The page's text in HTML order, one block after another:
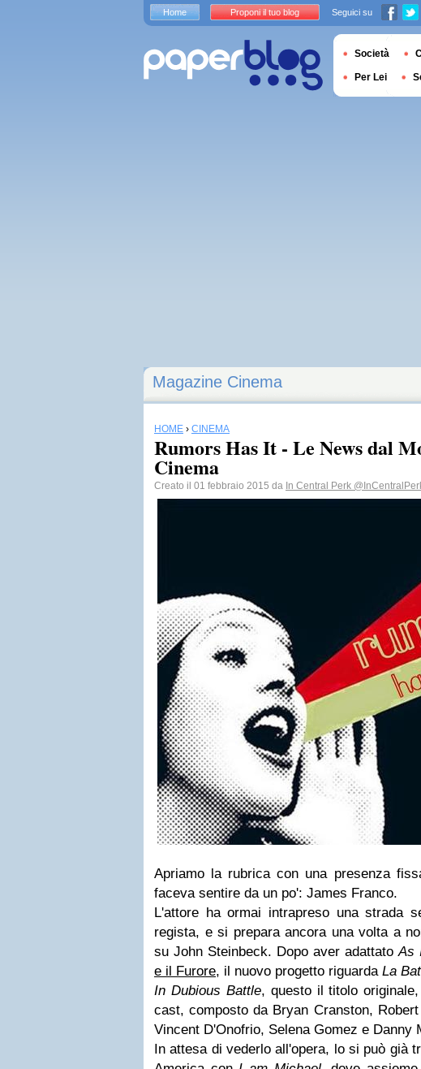
Magazine Cinema
HOME › CINEMA
Rumors Has It - Le News dal
Cinema
Creato il 01 febbraio 2015 da In Central Perk
Apriamo la rubrica con una presenza
faceva sentire da un po': James Franco.
L'attore ha ormai intrapreso una strada
regista, e si prepara ancora una volta a
su John Steinbeck. Dopo aver adattatoAs
e il Furore, il nuovo progetto riguarda La
In Dubious Battle, questo il titolo
cast, composto da Bryan Cranston,
Vincent D'Onofrio, Selena Gomez e Danny
In attesa di vederlo all'opera, lo si può già
Home Proponi il tuo blog Seguici su
Società
Per Lei